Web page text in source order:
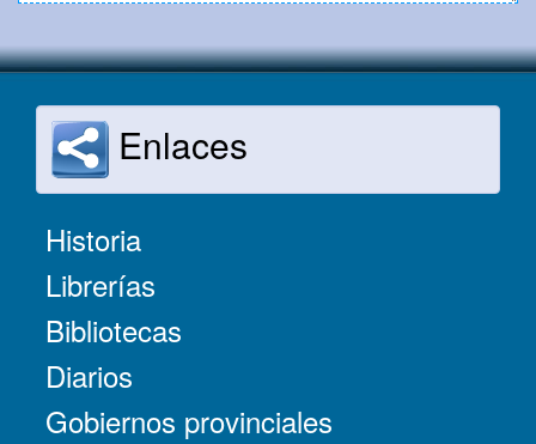
Enlaces
Historia
Librerías
Bibliotecas
Diarios
Gobiernos provinciales